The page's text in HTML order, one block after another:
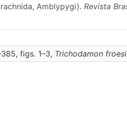
Amblypygi). Revista
figs. 1–3, Trichodamon froesi